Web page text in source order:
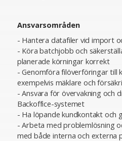
Ansvarsområden
- Hantera datafiler vid import
- Köra batchjobb och
planerade körningar korrekt
- Genomföra filöverföringar till
exempelvis mäklare och
- Ansvara för övervakning och
Backoffice-systemet
- Ha löpande kundkontakt
- Arbeta med problemlösning
med både interna och externa